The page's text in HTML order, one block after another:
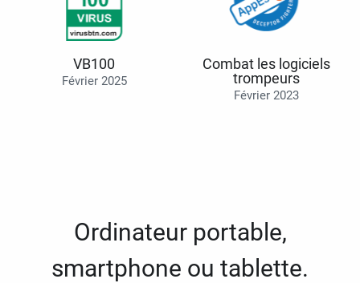
VB100
Février 2025
Combat les logiciels
trompeurs
Février 2023
Ordinateur portable,
smartphone ou tablette.